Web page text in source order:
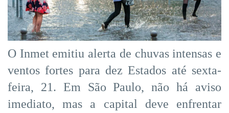
O Inmet emitiu alerta de chuvas intensas e
ventos fortes para dez Estados até sexta-
feira, 21. Em São Paulo, não há aviso
imediato, mas a capital deve enfrentar